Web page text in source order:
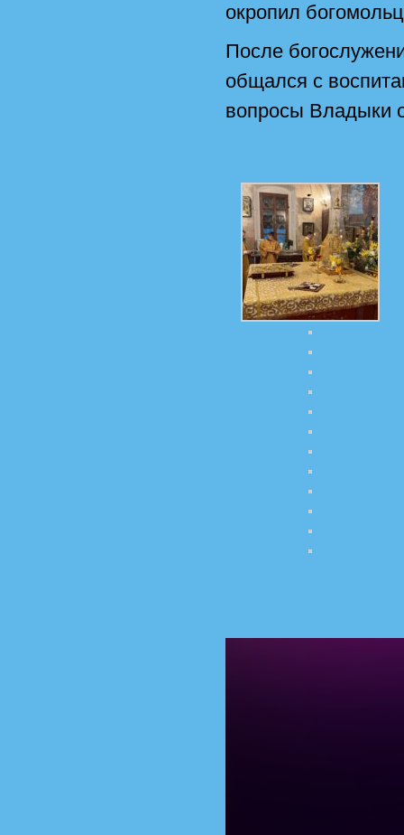
окропил
После
общался с
вопросы Владыки